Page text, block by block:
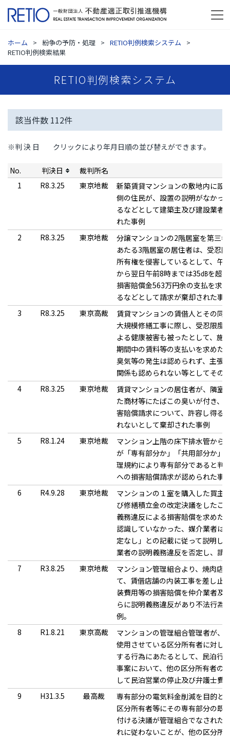
ホーム 紛争の予防・処理
RETIO判例検索システム
RETIO判例検索結果
RETIO判例検索システム
該当件数 112件
※判 決 日 クリックにより年月日順の並び替えができます。
No. 判決日 裁判所名
1
R8.3.25 東京地裁
新築賃貸マンションの敷地内に設
側の住民が、設置の説明がなかっ
るなどとして建築主及び建設業者
れた事例
2
R8.3.25 東京地裁
分譲マンションの2階居室を第三
あたる3階居室の居住者は、受忍
所有権を侵害しているとして、午
から翌日午前8時までは35㏈を超
損害賠償金563万円余の支払を求
るなどとして請求が棄却された事
3
R8.3.25 東京高裁
賃貸マンションの賃借人とその同
大規模修繕工事に際し、受忍限度
よる健康被害も被ったとして、施
期間中の賃料等の支払いを求めた
臭気等の発生は認められず、主張
関係も認められない等としてその
4
R8.3.25 東京地裁
賃貸マンションの居住者が、隣室
た商材等にたばこの臭いが付き、
害賠償請求について、許容し得る
れないとして棄却された事例
5
R8.1.24 東京地裁
マンション上階の床下排水管から
が「専有部分か」「共用部分か」
理規約により専有部分であると判
への損害賠償請求が認められた事
6
R4.9.28 東京地裁
マンションの１室を購入した買主
び修繕積立金の改定決議をしたこ
義務違反による損害賠償を求めた
認識していなかった、媒介業者は
定なし」との記載に従って説明し
業者の説明義務違反を否定し、請
7
R3.8.25 東京地裁
マンション管理組合より、焼肉店
て、賃借店舗の内装工事を差し止
装費用等の損害賠償を仲介業者及
らに説明義務違反があり不法行為
例。
8
R1.8.21 東京高裁
マンションの管理組合管理者が、
使用させている区分所有者に対し
する行為にあたるとして、民泊行
事案において、他の区分所有者の
して民泊営業の停止及び弁護士費
9
H31.3.5 最高裁
専有部分の電気料金削減を目的と
区分所有者等にその専有部分の既
付ける決議が管理組合でなされた
れに従わないことが、他の区分所